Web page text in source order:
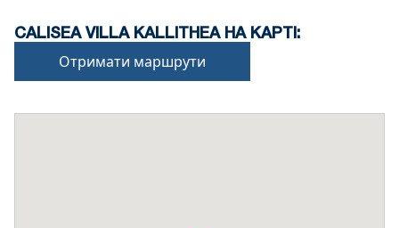
CALISEA VILLA KALLITHEA НА КАРТІ:
Отримати маршрути